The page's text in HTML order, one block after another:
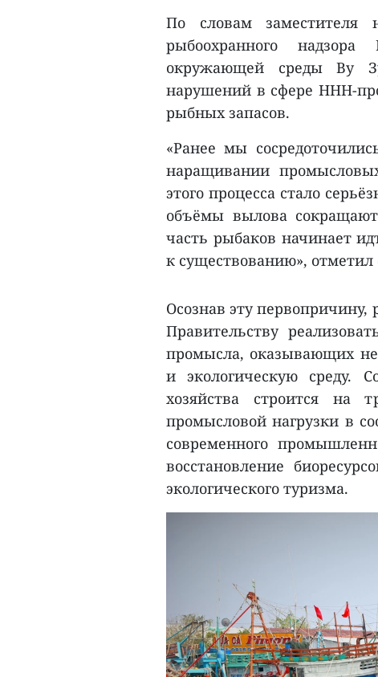
По словам заместителя
рыбоохранного надзора
окружающей среды Ву
нарушений в сфере ННН-
рыбных запасов.
«Ранее мы
наращивании
этого процесса стало
объёмы вылова
часть рыбаков начинает
к существованию», отметил
Осознав эту первопричину,
Правительству
промысла, оказывающих
и экологическую среду.
хозяйства строится на
промысловой нагрузки в
современного
восстановление
экологического туризма.